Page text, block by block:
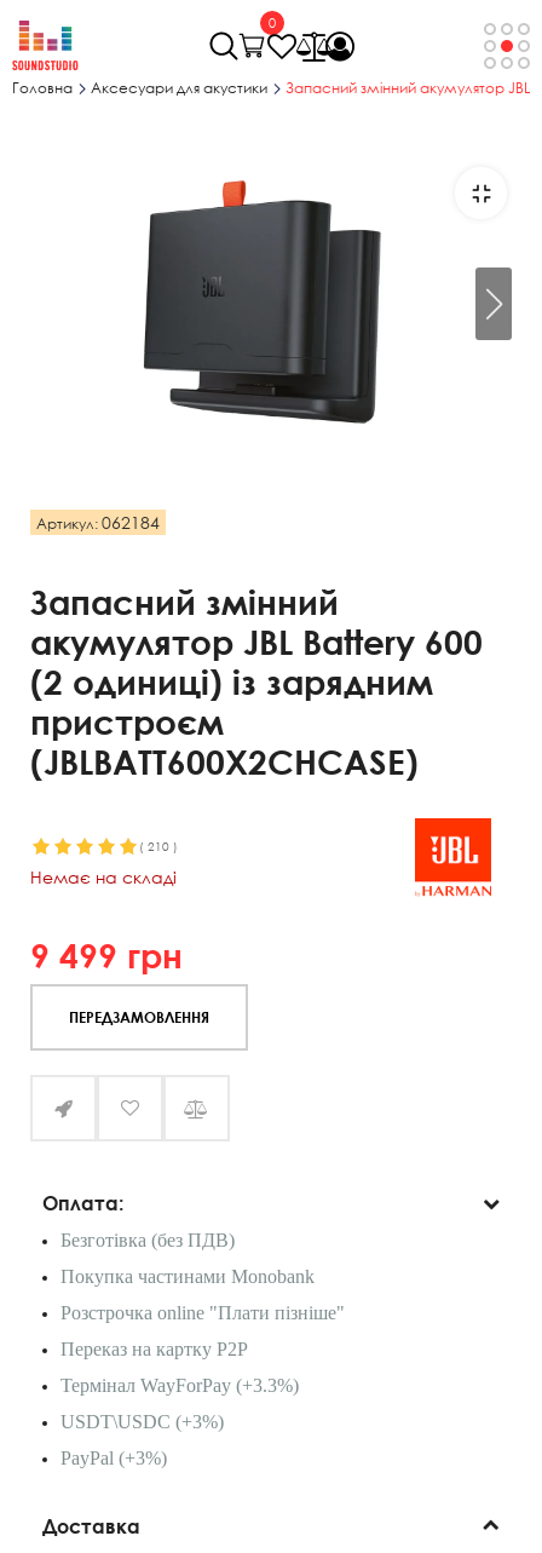
0
Головна Аксесуари для акустики Запасний змінний акумулятор JBL
Артикул: 062184
Запасний змінний
акумулятор JBL Battery 600
(2 одиниці) із зарядним
пристроєм
(JBLBATT600X2CHCASE)
( 210 )
Немає на складі
9 499 грн
ПЕРЕДЗАМОВЛЕННЯ
Оплата:
Безготівка (без ПДВ)
Покупка частинами Monobank
Розстрочка online "Плати пізніше"
Переказ на картку P2P
Термінал WayForPay (+3.3%)
USDT\USDC (+3%)
PayPal (+3%)
Доставка